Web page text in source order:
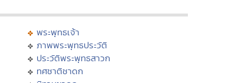
พระพุทธเจ้า
ภาพพระพุทธประวัติ
ประวัติพระพุทธสาวก
ทศชาติชาดก